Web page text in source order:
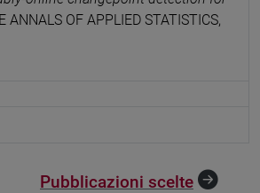
ANNALS OF APPLIED STATISTICS,
Pubblicazioni scelte